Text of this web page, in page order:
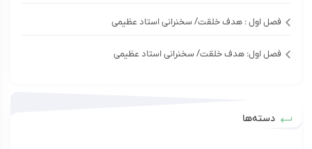
فصل اول : هدف خلقت/ سخنرانی استاد عظیمی
فصل اول: هدف خلقت/ سخنرانی استاد عظیمی
دسته‌ها